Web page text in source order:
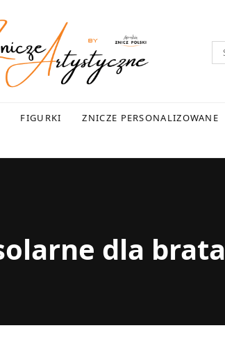
FIGURKI ZNICZE PERSONALIZOWANE
dla brata